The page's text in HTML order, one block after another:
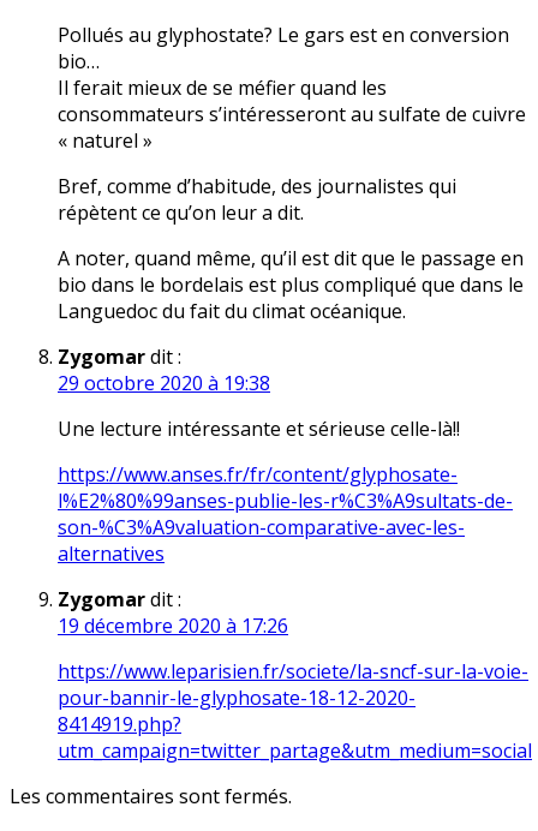
Pollués au glyphostate? Le gars est en conversion
bio…
Il ferait mieux de se méfier quand les
consommateurs s’intéresseront au sulfate de cuivre
« naturel »
Bref, comme d’habitude, des journalistes qui
répètent ce qu’on leur a dit.
A noter, quand même, qu’il est dit que le passage en
bio dans le bordelais est plus compliqué que dans le
Languedoc du fait du climat océanique.
Zygomardit :
29 octobre 2020 à 19:38
Une lecture intéressante et sérieuse celle-là!!
https://www.anses.fr/fr/content/glyphosate-
l%E2%80%99anses-publie-les-r%C3%A9sultats-de-
son-%C3%A9valuation-comparative-avec-les-
alternatives
Zygomardit :
19 décembre 2020 à 17:26
https://www.leparisien.fr/societe/la-sncf-sur-la-voie-
pour-bannir-le-glyphosate-18-12-2020-
8414919.php?
utm_campaign=twitter_partage&utm_medium=social
Les commentaires sont fermés.